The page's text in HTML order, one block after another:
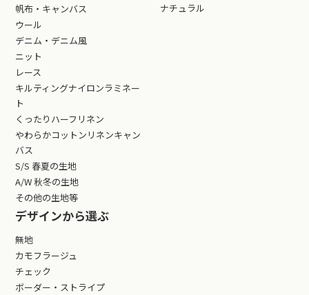
帆布・キャンバス
ウール
デニム・デニム風
ニット
レース
キルティングナイロンラミネー
ト
くったりハーフリネン
やわらかコットンリネンキャン
バス
S/S 春夏の生地
A/W 秋冬の生地
その他の生地等
ナチュラル
デザインから選ぶ
無地
カモフラージュ
チェック
ボーダー・ストライプ